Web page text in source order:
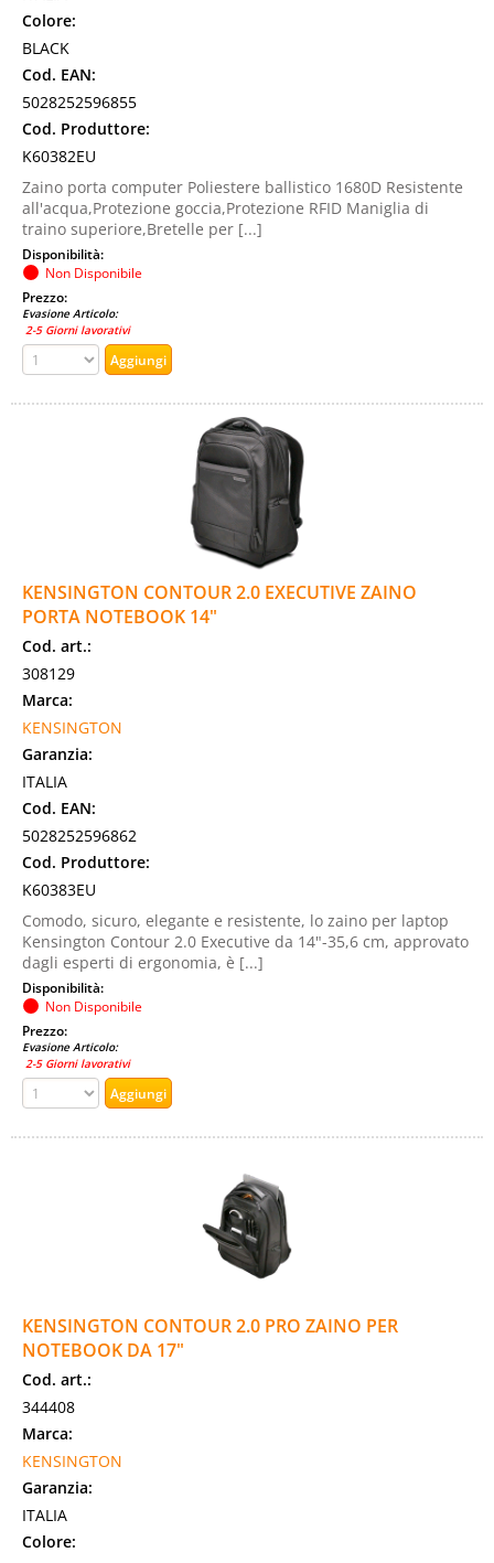
Colore:
BLACK
Cod. EAN:
5028252596855
Cod. Produttore:
K60382EU
Zaino porta computer Poliestere ballistico 1680D Resistente
all'acqua,Protezione goccia,Protezione RFID Maniglia di
traino superiore,Bretelle per [...]
Disponibilità:
Non Disponibile
Prezzo:
Evasione Articolo:
2-5 Giorni lavorativi
KENSINGTON CONTOUR 2.0 EXECUTIVE ZAINO
PORTA NOTEBOOK 14"
Cod. art.:
308129
Marca:
KENSINGTON
Garanzia:
ITALIA
Cod. EAN:
5028252596862
Cod. Produttore:
K60383EU
Comodo, sicuro, elegante e resistente, lo zaino per laptop
Kensington Contour 2.0 Executive da 14"-35,6 cm, approvato
dagli esperti di ergonomia, è [...]
Disponibilità:
Non Disponibile
Prezzo:
Evasione Articolo:
2-5 Giorni lavorativi
KENSINGTON CONTOUR 2.0 PRO ZAINO PER
NOTEBOOK DA 17"
Cod. art.:
344408
Marca:
KENSINGTON
Garanzia:
ITALIA
Colore: